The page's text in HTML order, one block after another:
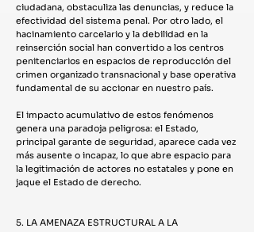
ciudadana, obstaculiza las denuncias, y reduce la
efectividad del sistema penal. Por otro lado, el
hacinamiento carcelario y la debilidad en la
reinserción social han convertido a los centros
penitenciarios en espacios de reproducción del
crimen organizado transnacional y base operativa
fundamental de su accionar en nuestro país.
El impacto acumulativo de estos fenómenos
genera una paradoja peligrosa: el Estado,
principal garante de seguridad, aparece cada vez
más ausente o incapaz, lo que abre espacio para
la legitimación de actores no estatales y pone en
jaque el Estado de derecho.
5. LA AMENAZA ESTRUCTURAL A LA